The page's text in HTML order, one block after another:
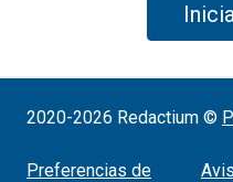
2020-2026 Redactium ©
Preferencias de